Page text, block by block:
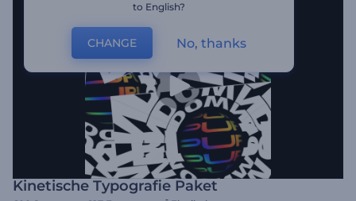
Kinetische Typografie Paket
to English?
CHANGE No, thanks